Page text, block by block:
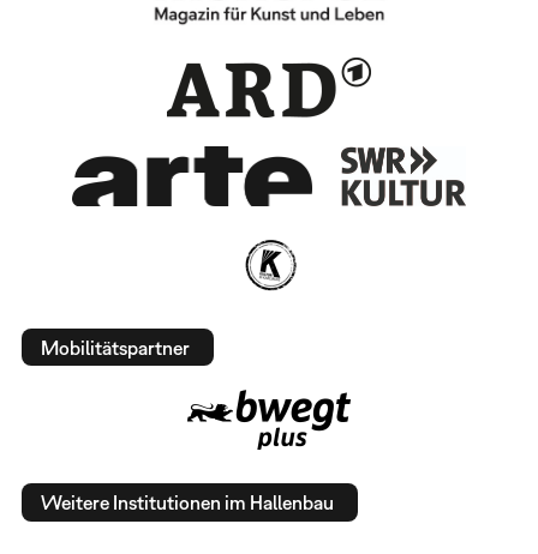
Mobilitätspartner
Weitere Institutionen im Hallenbau